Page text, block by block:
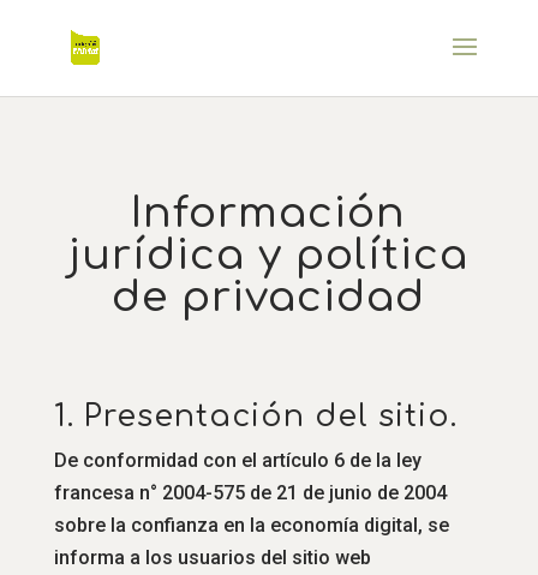
Información
jurídica y política
de privacidad
1. Presentación del sitio.
De conformidad con el artículo 6 de la ley
francesa n° 2004-575 de 21 de junio de 2004
sobre la confianza en la economía digital, se
informa a los usuarios del sitio web